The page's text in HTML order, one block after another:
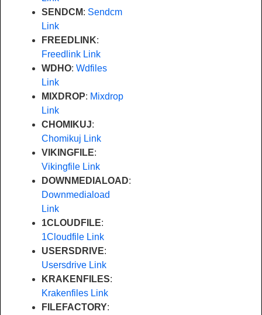
SENDCM: Sendcm
Link
FREEDLINK:
Freedlink Link
WDHO: Wdfiles
Link
MIXDROP: Mixdrop
Link
CHOMIKUJ:
Chomikuj Link
VIKINGFILE:
Vikingfile Link
DOWNMEDIALOAD:
Downmediaload
Link
1CLOUDFILE:
1Cloudfile Link
USERSDRIVE:
Usersdrive Link
KRAKENFILES:
Krakenfiles Link
FILEFACTORY: